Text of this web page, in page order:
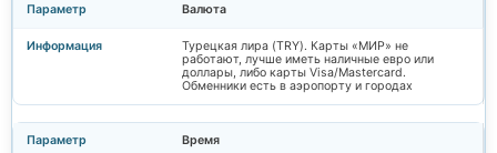
Валюта
Турецкая лира (TRY). Карты «МИР» не
работают, лучше иметь наличные евро или
доллары, либо карты Visa/Mastercard.
Обменники есть в аэропорту и городах
Время